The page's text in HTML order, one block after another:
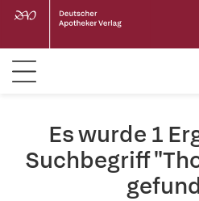
Es wurde 1
Suchbegriff